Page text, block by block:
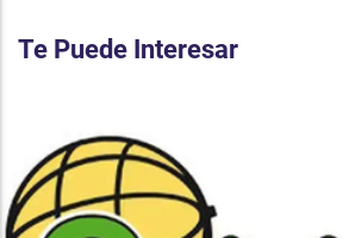
Te Puede Interesar